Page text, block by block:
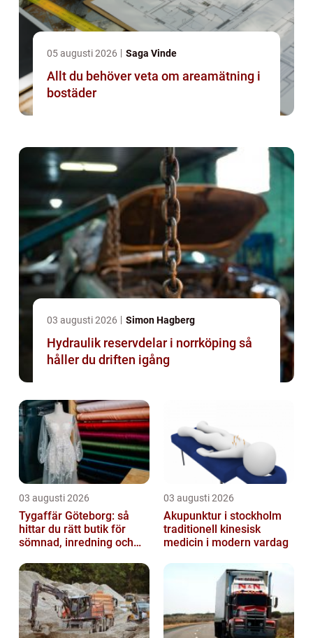
05 augusti 2026 Saga Vinde
Allt du behöver veta om areamätning i
bostäder
03 augusti 2026 Simon Hagberg
Hydraulik reservdelar i norrköping så
håller du driften igång
03 augusti 2026
Tygaffär Göteborg: så
hittar du rätt butik för
sömnad, inredning och
03 augusti 2026
Akupunktur i stockholm
traditionell kinesisk
medicin i modern vardag